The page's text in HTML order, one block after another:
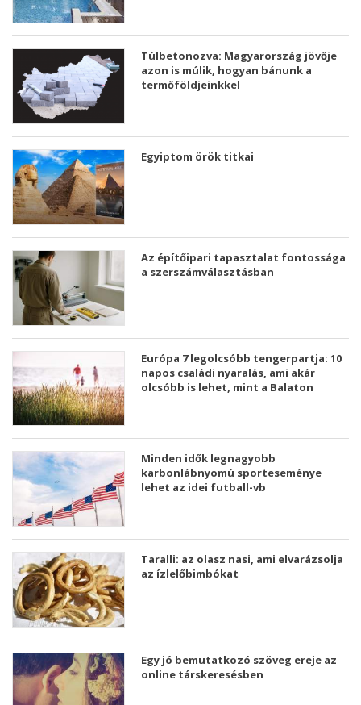
Túlbetonozva: Magyarország jövője
azon is múlik, hogyan bánunk a
termőföldjeinkkel
Egyiptom örök titkai
Az építőipari tapasztalat fontossága
a szerszámválasztásban
Európa 7 legolcsóbb tengerpartja: 10
napos családi nyaralás, ami akár
olcsóbb is lehet, mint a Balaton
Minden idők legnagyobb
karbonlábnyomú sporteseménye
lehet az idei futball-vb
Taralli: az olasz nasi, ami elvarázsolja
az ízlelőbimbókat
Egy jó bemutatkozó szöveg ereje az
online társkeresésben